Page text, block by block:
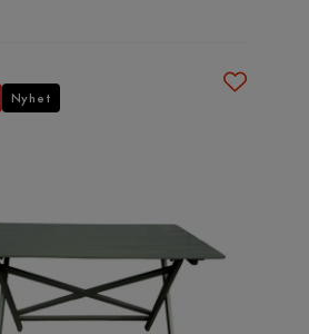
Nyhet